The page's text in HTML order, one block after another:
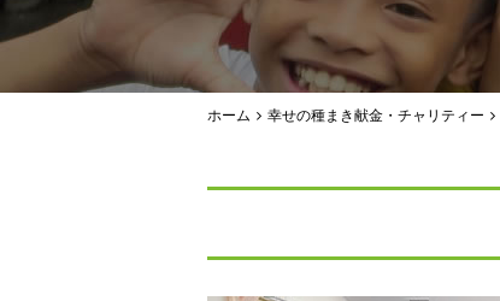
ホーム 幸せの種まき献金・チャリティー